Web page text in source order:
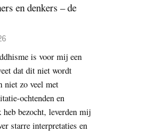
en denkers – de
is voor mij een
dat dit niet wordt
niet zo veel met
ochtenden en
bezocht, leverden mij
starre interpretaties en